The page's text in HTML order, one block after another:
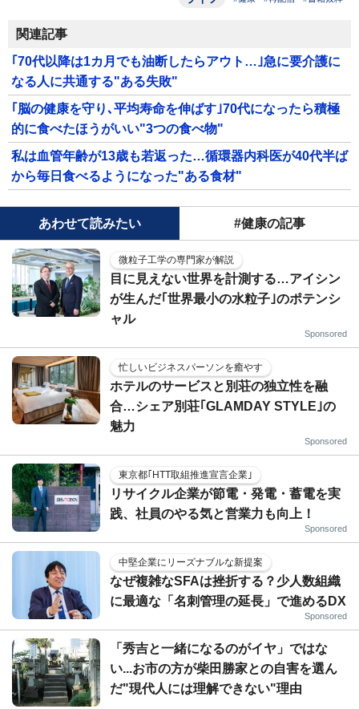
関連記事
｢70代以降は1カ月でも油断したらアウト…｣急に要介護に
なる人に共通する"ある失敗"
｢脳の健康を守り､平均寿命を伸ばす｣70代になったら積極
的に食べたほうがいい"3つの食べ物"
私は血管年齢が13歳も若返った…循環器内科医が40代半ば
から毎日食べるようになった"ある食材"
あわせて読みたい #健康の記事
微粒子工学の専門家が解説
目に見えない世界を計測する…アイシン
が生んだ｢世界最小の水粒子｣のポテンシ
ャル
Sponsored
忙しいビジネスパーソンを癒やす
ホテルのサービスと別荘の独立性を融
合…シェア別荘｢GLAMDAY STYLE｣の
魅力
Sponsored
東京都｢HTT取組推進宣言企業｣
リサイクル企業が節電・発電・蓄電を実
践、社員のやる気と営業力も向上！
Sponsored
中堅企業にリーズナブルな新提案
なぜ複雑なSFAは挫折する？少人数組織
に最適な「名刺管理の延長」で進めるDX
Sponsored
「秀吉と一緒になるのがイヤ」ではな
い...お市の方が柴田勝家との自害を選ん
だ"現代人には理解できない"理由